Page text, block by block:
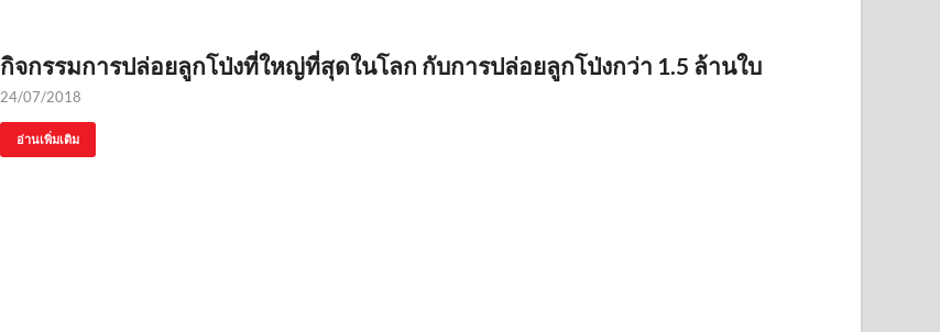
กิจกรรมการปล่อยลูกโป่งที่ใหญ่ที่สุดในโลก กับการปล่อยลูกโป่งกว่า 1.5 ล้านใบ
24/07/2018
อ่านเพิ่มเติม